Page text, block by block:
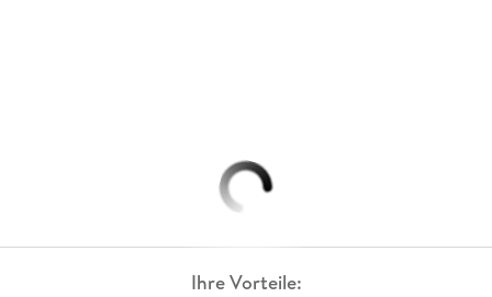
Ihre Vorteile: